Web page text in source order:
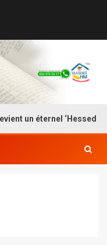
un éternel ‘Hessed